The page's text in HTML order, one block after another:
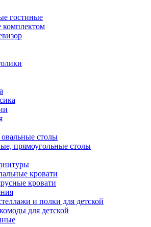
гостиные
комплектом
столы
прямоугольные столы
кровати
кровати
и полки для детской
для детской